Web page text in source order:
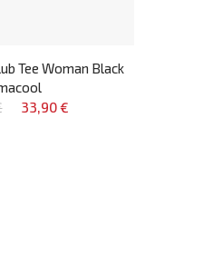
Tee Woman Black
33,90 €